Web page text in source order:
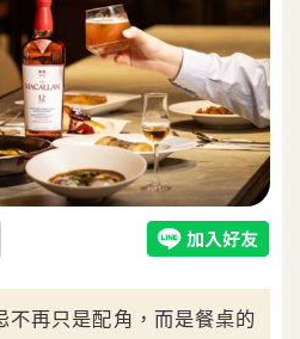
不再只是配角，而是餐桌的